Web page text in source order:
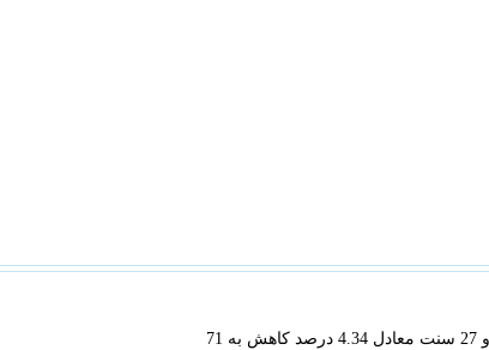
سیب پال: قیمت هر بشکه نفت برنت دریای شمال امروز با 3 دلار و 27 سنت معادل 4.34 درصد کاهش به 71